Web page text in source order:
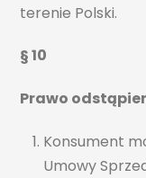
terenie Polski.
§ 10
Prawo
Konsument
Umowy